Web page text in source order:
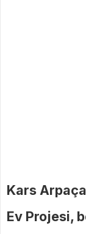
Kars
Ev Projesi,